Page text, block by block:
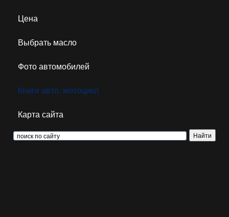
Цена
Выбрать масло
Фото автомобилей
Книги авто, мотоцикл
Карта сайта